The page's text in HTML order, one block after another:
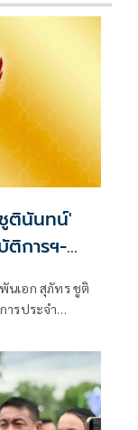
ตินันทน์'
ติการฯ-
นเอก สุภัทร ชูติ
ารประจำ